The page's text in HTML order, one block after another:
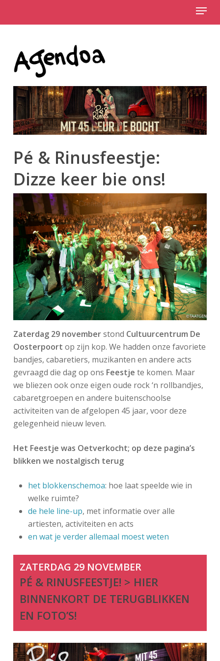
Menu
Pé & Rinusfeestje:
Dizze keer bie ons!
Zaterdag 29 novemberstond Cultuurcentrum De
Oosterpoort op zijn kop. We hadden onze favoriete
bandjes, cabaretiers, muzikanten en andere acts
gevraagd die dag op ons Feestje te komen. Maar
we bliezen ook onze eigen oude rock ‘n rollbandjes,
cabaretgroepen en andere buitenschoolse
activiteiten van de afgelopen 45 jaar, voor deze
gelegenheid nieuw leven.
Het Feestje was Oetverkocht; op deze pagina’s
blikken we nostalgisch terug
het blokkenschemoa: hoe laat speelde wie in
welke ruimte?
de hele line-up, met informatie over alle
artiesten, activiteiten en acts
en wat je verder allemaal moest weten
ZATERDAG 29 NOVEMBER
PÉ & RINUSFEESTJE! > HIER
BINNENKORT DE TERUGBLIKKEN
EN FOTO’S!